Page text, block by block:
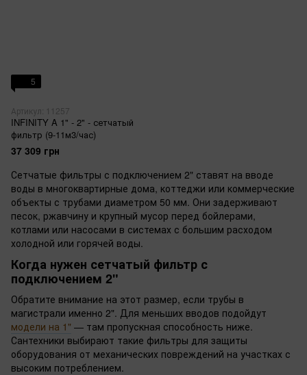
5
Артикул: 11257
INFINITY A 1" - 2" - сетчатый
фильтр (9-11м3/час)
37 309 грн
Сетчатые фильтры с подключением 2" ставят на вводе
воды в многоквартирные дома, коттеджи или коммерческие
объекты с трубами диаметром 50 мм. Они задерживают
песок, ржавчину и крупный мусор перед бойлерами,
котлами или насосами в системах с большим расходом
холодной или горячей воды.
Когда нужен сетчатый фильтр с
подключением 2"
Обратите внимание на этот размер, если трубы в
магистрали именно 2". Для меньших вводов подойдут
модели на 1" — там пропускная способность ниже.
Сантехники выбирают такие фильтры для защиты
оборудования от механических повреждений на участках с
высоким потреблением.